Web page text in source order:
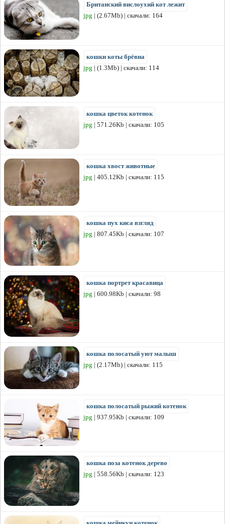
Британский вислоухий кот лежит
jpg | (2.67Mb) | скачали: 164
кошки коты брёвна
jpg | (1.3Mb) | скачали: 114
кошка цветок котенок
jpg | 571.26Kb | скачали: 105
кошка хвост животные
jpg | 405.12Kb | скачали: 115
кошка пух киса взгляд
jpg | 807.45Kb | скачали: 107
кошка портрет красавица
jpg | 600.98Kb | скачали: 98
кошка полосатый уют малыш
jpg | (2.17Mb) | скачали: 115
кошка полосатый рыжий котенок
jpg | 937.95Kb | скачали: 109
кошка поза котенок дерево
jpg | 558.56Kb | скачали: 123